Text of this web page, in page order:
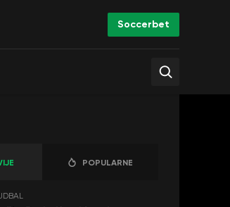
Soccerbet
POPULARNE